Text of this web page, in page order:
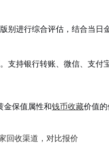
别进行综合评估，结合当日
支持银行转账、微信、支付
金保值属性和钱币收藏价值
回收渠道，对比报价